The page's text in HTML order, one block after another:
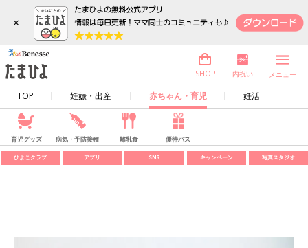
×
TOP 妊娠・出産 赤ちゃん・育児 妊活
SHOP 内祝い メニュー
育児グッズ 病気・予防接種 離乳食 優待パス
ひよこクラブ アプリ SNS キャンペーン 写真スタジオ